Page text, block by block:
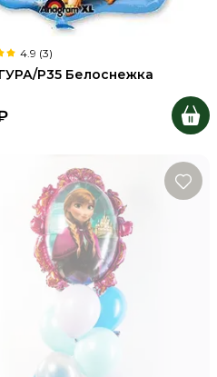
4.9 (3)
P35 Белоснежка